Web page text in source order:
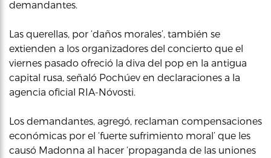
demandantes.
Las querellas, por ‘daños morales’, también se
extienden a los organizadores del concierto que el
viernes pasado ofreció la diva del pop en la antigua
capital rusa, señaló Pochúev en declaraciones a la
agencia oficial RIA-Nóvosti.
Los demandantes, agregó, reclaman compensaciones
económicas por el ‘fuerte sufrimiento moral’ que les
causó Madonna al hacer ‘propaganda de las uniones